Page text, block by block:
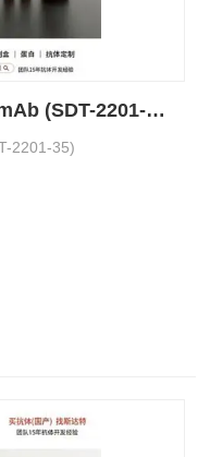
ZP3 Recombinant Rabbit mAb (SDT-2201-35)
2201-35)